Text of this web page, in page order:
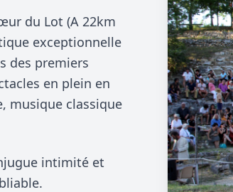
du Lot (A 22km
exceptionnelle
des premiers
en plein en
musique classique
intimité et